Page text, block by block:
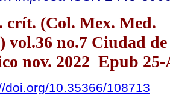
crít. (Col. Mex. Med.
vol.36 no.7 Ciudad de
nov. 2022 Epub 25-
doi.org/10.35366/108713